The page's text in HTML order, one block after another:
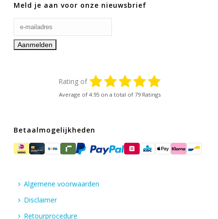
Meld je aan voor onze nieuwsbrief
Rating of
Average of 4.95 on a total of 79 Ratings
Betaalmogelijkheden
Algemene voorwaarden
Disclaimer
Retourprocedure